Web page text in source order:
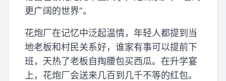
更广阔的世界”。
花炮厂在记忆中泛起温情，年轻人都提到当
地老板和村民关系好，谁家有事可以提前下
班，天热了老板自掏腰包买西瓜。在升学宴
上，花炮厂会送来几百到几千不等的红包。